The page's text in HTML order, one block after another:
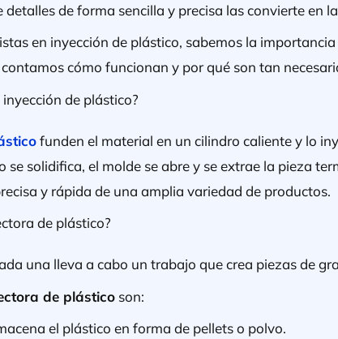
de forma sencilla y precisa las convierte en
en inyección de plástico, sabemos la
cómo funcionan y por qué son tan
de plástico?
funden el material en un cilindro caliente y lo
se solidifica, el molde se abre y se extrae la pieza
y rápida de una amplia variedad de productos.
de plástico?
una lleva a cabo un trabajo que crea piezas de
de plástico son:
el plástico en forma de pellets o polvo.